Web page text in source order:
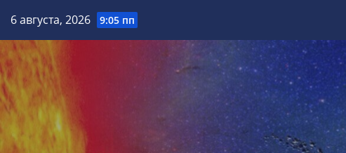
содержимому
6 августа, 2026 9:05 пп